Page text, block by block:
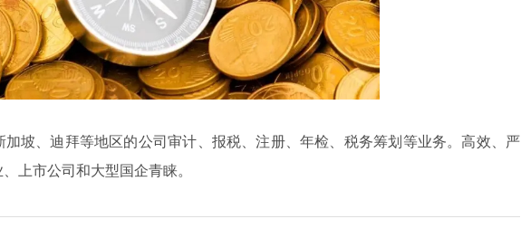
坡、迪拜等地区的公司审计、报税、注册、年检、税务筹划等业务。高效、严
上市公司和大型国企青睐。